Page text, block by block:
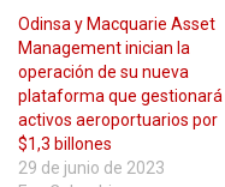
Odinsa y Macquarie Asset
Management inician la
operación de su nueva
plataforma que gestionará
activos aeroportuarios por
$1,3 billones
29 de junio de 2023